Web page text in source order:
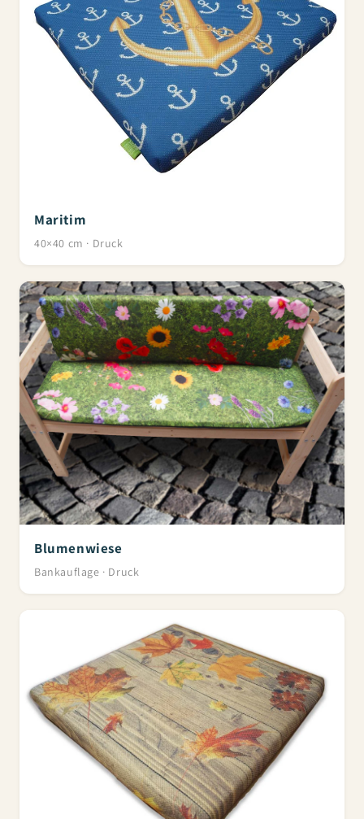
Maritim
40×40 cm · Druck
Blumenwiese
Bankauflage · Druck